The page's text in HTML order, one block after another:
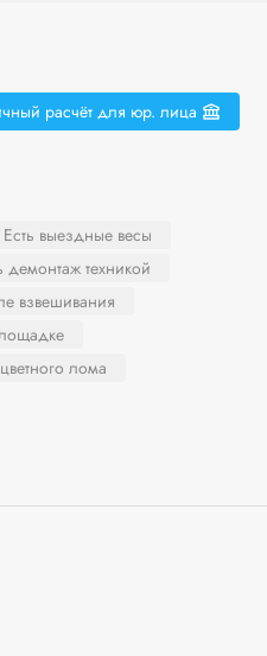
расчёт для юр. лица
Есть выездные весы
демонтаж техникой
взвешивания
лома